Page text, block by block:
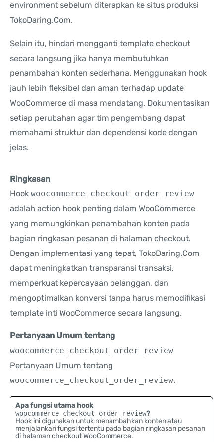
environment sebelum diterapkan ke situs produksi
TokoDaring.Com.
Selain itu, hindari mengganti template checkout
secara langsung jika hanya membutuhkan
penambahan konten sederhana. Menggunakan hook
jauh lebih fleksibel dan aman terhadap update
WooCommerce di masa mendatang. Dokumentasikan
setiap perubahan agar tim pengembang dapat
memahami struktur dan dependensi kode dengan
jelas.
Ringkasan
Hook woocommerce_checkout_order_review
adalah action hook penting dalam WooCommerce
yang memungkinkan penambahan konten pada
bagian ringkasan pesanan di halaman checkout.
Dengan implementasi yang tepat, TokoDaring.Com
dapat meningkatkan transparansi transaksi,
memperkuat kepercayaan pelanggan, dan
mengoptimalkan konversi tanpa harus memodifikasi
template inti WooCommerce secara langsung.
Pertanyaan Umum tentang
woocommerce_checkout_order_review
Pertanyaan Umum tentang
woocommerce_checkout_order_review.
Apa fungsi utama hook
woocommerce_checkout_order_review?
Hook ini digunakan untuk menambahkan konten atau
menjalankan fungsi tertentu pada bagian ringkasan pesanan
di halaman checkout WooCommerce.